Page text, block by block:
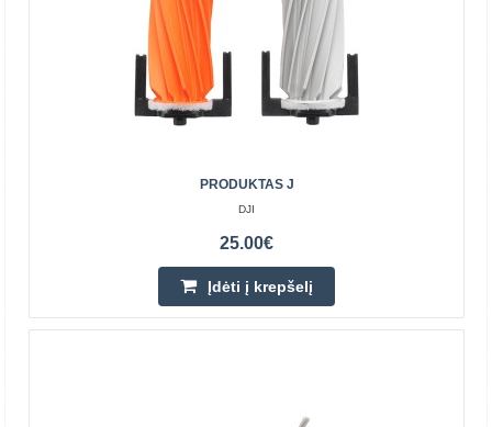
ROMO šluostės Dviejų porų šluosčių rinkinys DJI ROMO
robotams pasižymi storu, trijų sluoksnių dizainu,
užtikrinančiu aukštą paviršių valymo efektyvumą. Išorini..
PRODUKTAS J
DJI
25.00€
Įdėti į krepšelį